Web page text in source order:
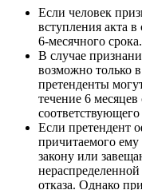
Если человек
вступления акта в
6-месячного срока.
В случае
возможно только
претенденты
течение 6
Если претендент
причитаемого ему
закону или
отказа. Однако